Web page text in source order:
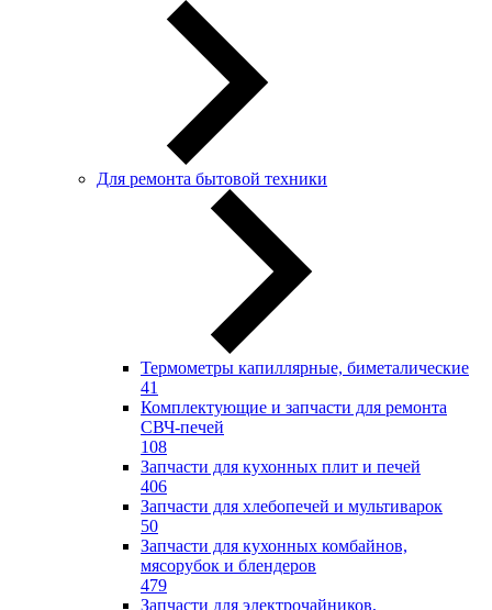
Для ремонта бытовой техники
Термометры капиллярные, биметалические
41
Комплектующие и запчасти для ремонта
СВЧ-печей
108
Запчасти для кухонных плит и печей
406
Запчасти для хлебопечей и мультиварок
50
Запчасти для кухонных комбайнов,
мясорубок и блендеров
479
Запчасти для электрочайников,